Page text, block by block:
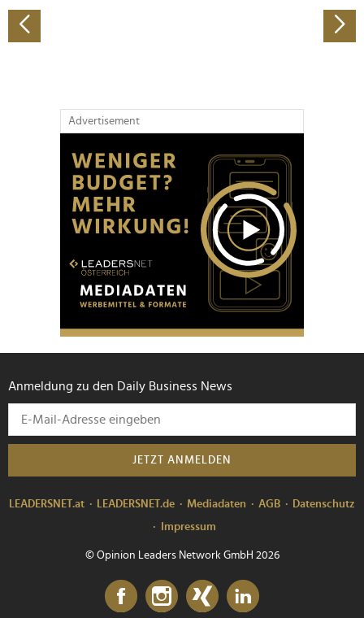
Partner führen diese Informationen möglicherweise mit
weiteren Daten zusammen, die Sie ihnen bereitgestellt
Advertisement
Anmeldung zu den Daily Business News
JETZT ANMELDEN
LEADERSNET.at LEADERSNET.de Mediadaten AGB
Datenschutz
Impressum
© Opinion Leaders Network GmbH 2026